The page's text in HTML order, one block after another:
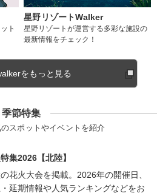
ト
星野リゾートWalker
星野リゾートが運営する多彩な施設の
最新情報をチェック！
をもっと見る
季節特集
スポットやイベントを紹介
集2026【北陸】
花火大会を掲載。2026年の開催日、
延期情報や人気ランキングなどをお